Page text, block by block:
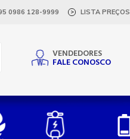
0986 128-9999 > LISTA PREÇOS
VENDEDORES
FALE CONOSCO